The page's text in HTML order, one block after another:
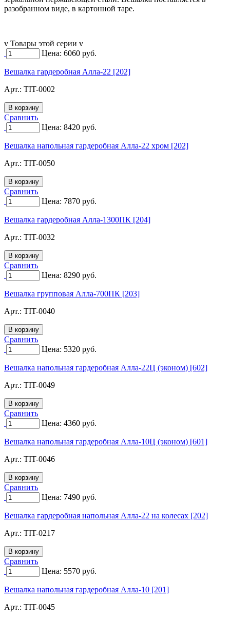
разобранном виде, в картонной таре.
v Товары этой серии v
Цена: 6060 руб.
Вешалка гардеробная Алла-22 [202]
Арт.: TIT-0002
Сравнить
Цена: 8420 руб.
Вешалка напольная гардеробная Алла-22 хром [202]
Арт.: TIT-0050
Сравнить
Цена: 7870 руб.
Вешалка гардеробная Алла-1300ПК [204]
Арт.: TIT-0032
Сравнить
Цена: 8290 руб.
Вешалка групповая Алла-700ПК [203]
Арт.: TIT-0040
Сравнить
Цена: 5320 руб.
Вешалка напольная гардеробная Алла-22Ц (эконом) [602]
Арт.: TIT-0049
Сравнить
Цена: 4360 руб.
Вешалка напольная гардеробная Алла-10Ц (эконом) [601]
Арт.: TIT-0046
Сравнить
Цена: 7490 руб.
Вешалка гардеробная напольная Алла-22 на колесах [202]
Арт.: TIT-0217
Сравнить
Цена: 5570 руб.
Вешалка напольная гардеробная Алла-10 [201]
Арт.: TIT-0045